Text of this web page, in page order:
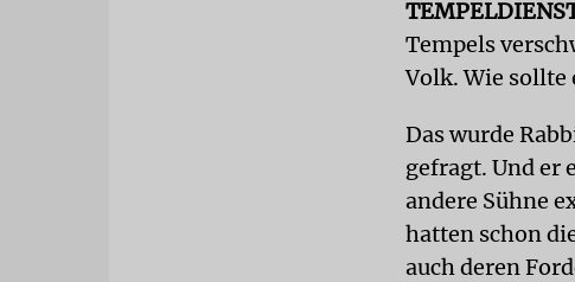
Tempels
Volk. Wie sollte
Das wurde
gefragt. Und er
andere Sühne
hatten schon
auch deren